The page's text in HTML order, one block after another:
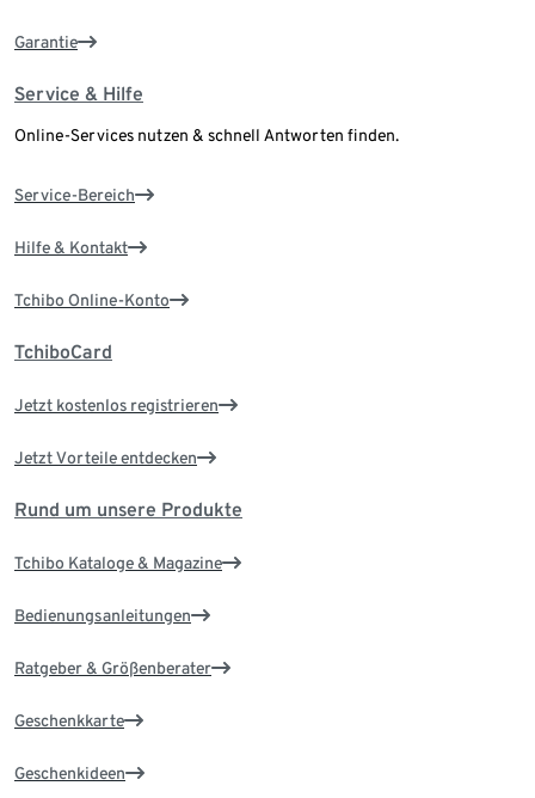
Garantie
Service & Hilfe
Online-Services nutzen & schnell Antworten finden.
Service-Bereich
Hilfe & Kontakt
Tchibo Online-Konto
TchiboCard
Jetzt kostenlos registrieren
Jetzt Vorteile entdecken
Rund um unsere Produkte
Tchibo Kataloge & Magazine
Bedienungsanleitungen
Ratgeber & Größenberater
Geschenkkarte
Geschenkideen